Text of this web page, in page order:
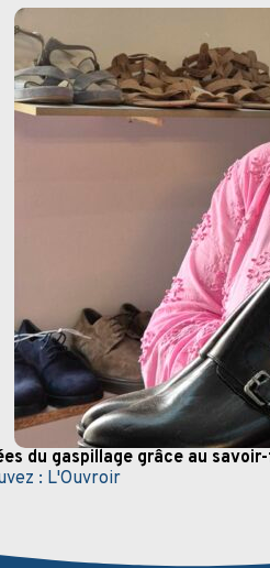
du gaspillage grâce au
: L'Ouvroir